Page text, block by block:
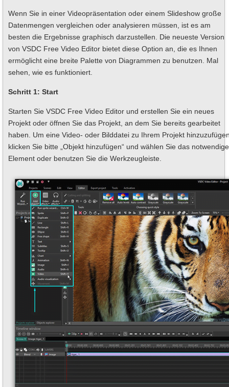
Wenn Sie in einer Videopräsentation oder einem Slideshow große
Datenmengen vergleichen oder analysieren müssen, ist es am
besten die Ergebnisse graphisch darzustellen. Die neueste Version
von VSDC Free Video Editor bietet diese Option an, die es Ihnen
ermöglicht eine breite Palette von Diagrammen zu benutzen. Mal
sehen, wie es funktioniert.
Schritt 1: Start
Starten Sie VSDC Free Video Editor und erstellen Sie ein neues
Projekt oder öffnen Sie das Projekt, an dem Sie bereits gearbeitet
haben. Um eine Video- oder Bilddatei zu Ihrem Projekt
klicken Sie bitte „Objekt hinzufügen“ und wählen Sie das notwendige
Element oder benutzen Sie die Werkzeugleiste.